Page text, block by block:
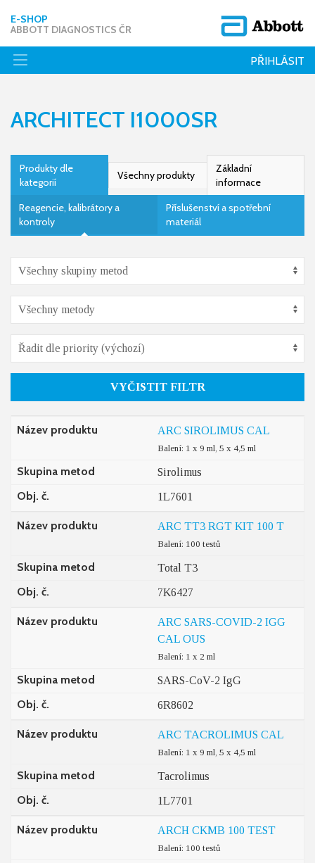
E-SHOP
ABBOTT DIAGNOSTICS ČR
PŘIHLÁSIT
ARCHITECT I1000SR
Produkty dle
kategorií
Všechny produkty
Základní
informace
Reagencie, kalibrátory a
kontroly
Příslušenství a spotřební
materiál
VYČISTIT FILTR
Název produktu ARC SIROLIMUS CAL
Balení: 1 x 9 ml, 5 x 4,5 ml
Skupina metod Sirolimus
Obj. č. 1L7601
Název produktu ARC TT3 RGT KIT 100 T
Balení: 100 testů
Skupina metod Total T3
Obj. č. 7K6427
Název produktu
ARC SARS-COVID-2 IGG
CAL OUS
Balení: 1 x 2 ml
Skupina metod SARS-CoV-2 IgG
Obj. č. 6R8602
Název produktu ARC TACROLIMUS CAL
Balení: 1 x 9 ml, 5 x 4,5 ml
Skupina metod Tacrolimus
Obj. č. 1L7701
Název produktu ARCH CKMB 100 TEST
Balení: 100 testů